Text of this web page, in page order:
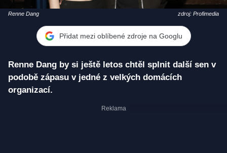
Renne Dang zdroj: Profimedia
Přidat mezi oblíbené zdroje na Googlu
Renne Dang by si ještě letos chtěl splnit další sen v
podobě zápasu v jedné z velkých domácích
organizací.